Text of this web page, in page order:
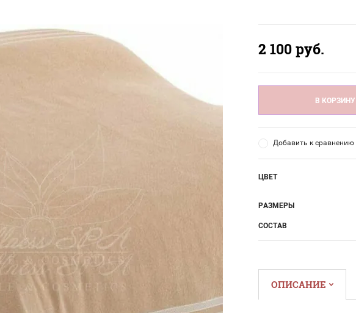
2 100 руб.
В КОРЗИНУ
Добавить к сравнению
ЦВЕТ
РАЗМЕРЫ
СОСТАВ
ОПИСАНИЕ